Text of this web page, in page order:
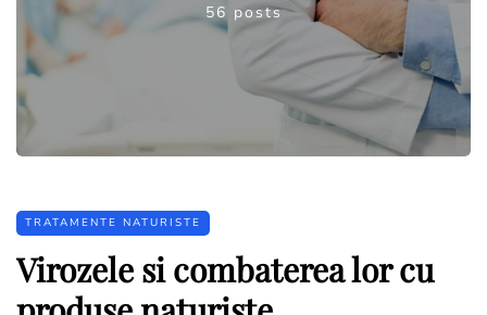
56 posts
TRATAMENTE NATURISTE
Virozele si combaterea lor cu